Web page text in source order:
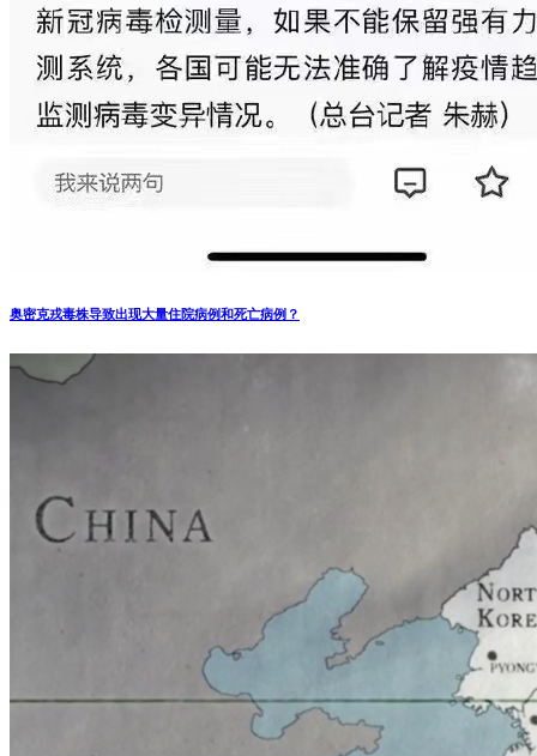
奥密克戎毒株导致出现大量住院病例和死亡病例？